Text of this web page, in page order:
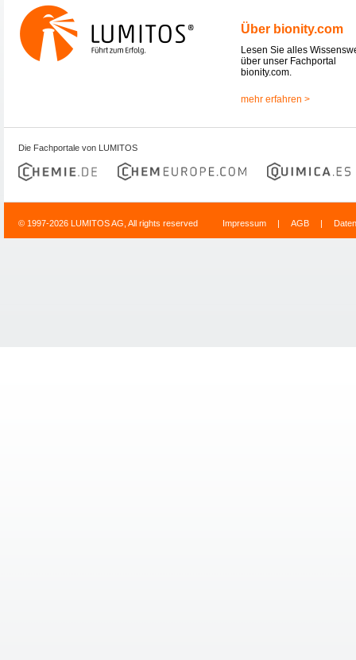
Über bionity.com
Lesen Sie alles
über unser Fachportal
bionity.com.
mehr erfahren >
Die Fachportale von LUMITOS
© 1997-2026 LUMITOS AG, All rights reserved Impressum | AGB |